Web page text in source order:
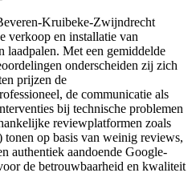
Kruibeke-Zwijndrecht
verkoop en installatie van
laadpalen. Met een gemiddelde
onderscheiden zij zich
prijzen de
de communicatie als
bij technische problemen
reviewplatformen zoals
tonen op basis van weinig reviews,
authentiek aandoende Google-
de betrouwbaarheid en kwaliteit